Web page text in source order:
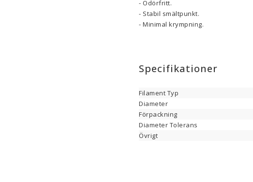
- Odörfritt.
- Stabil smältpunkt.
- Minimal krympning.
Specifikationer
Filament Typ
Diameter
Förpackning
Diameter Tolerans
Övrigt